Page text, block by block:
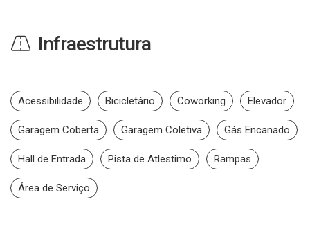
Infraestrutura
Acessibilidade Bicicletário Coworking Elevador
Garagem Coberta Garagem Coletiva Gás Encanado
Hall de Entrada Pista de Atlestimo Rampas
Área de Serviço